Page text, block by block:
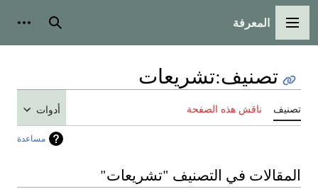
القائمة الرئيسية
المعرفة بحث
تصنيف:تشريعات
تصنيف ناقش هذه الصفحة أدوات
مساعدة
المقالات في التصنيف "تشريعات"